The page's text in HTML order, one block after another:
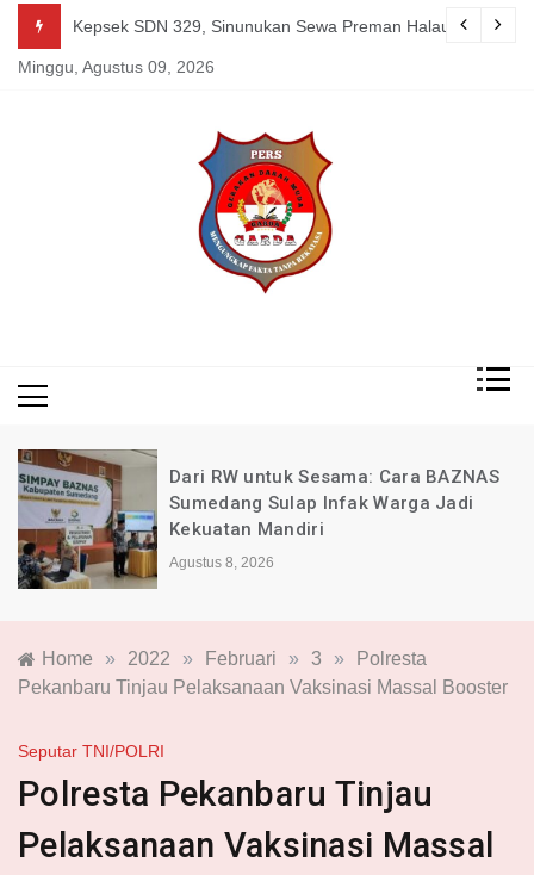
content
Tetap Berkarya dan Mandiri Agustus 07, 2026
Kepsek SDN 329, Sinunukan Sewa Preman Halau LSM
Minggu, Agustus 09, 2026
Dari RW untuk Sesama: Cara BAZNAS
Sumedang Sulap Infak Warga Jadi
Kekuatan Mandiri
Agustus 8, 2026
Home » 2022 » Februari » 3 »
Polresta
Pekanbaru Tinjau Pelaksanaan Vaksinasi Massal Booster
Seputar TNI/POLRI
Polresta Pekanbaru Tinjau
Pelaksanaan Vaksinasi Massal